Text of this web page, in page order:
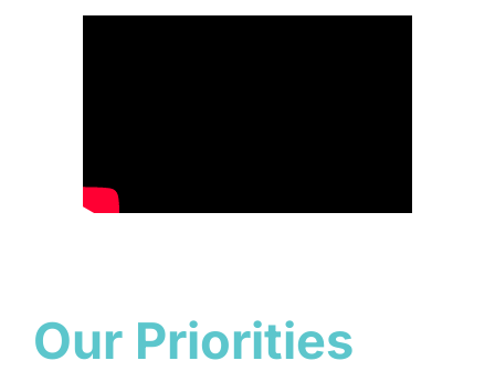
Our Priorities